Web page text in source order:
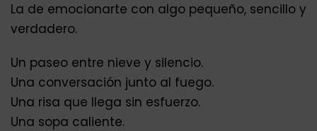
La de emocionarte con algo pequeño, sencillo y
verdadero.
Un paseo entre nieve y silencio.
Una conversación junto al fuego.
Una risa que llega sin esfuerzo.
Una sopa caliente.